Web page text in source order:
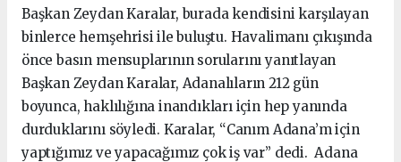
Başkan Zeydan Karalar, burada kendisini karşılayan
binlerce hemşehrisi ile buluştu. Havalimanı çıkışında
önce basın mensuplarının sorularını yanıtlayan
Başkan Zeydan Karalar, Adanalıların 212 gün
boyunca, haklılığına inandıkları için hep yanında
durduklarını söyledi. Karalar, “Canım Adana’m için
yaptığımız ve yapacağımız çok iş var” dedi. Adana